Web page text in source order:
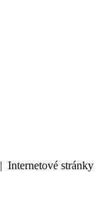
stránky